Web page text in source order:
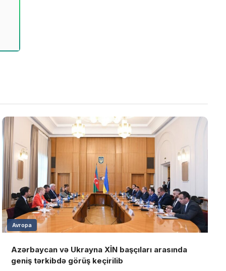
Avropa
Azərbaycan və Ukrayna XİN başçıları arasında
geniş tərkibdə görüş keçirilib